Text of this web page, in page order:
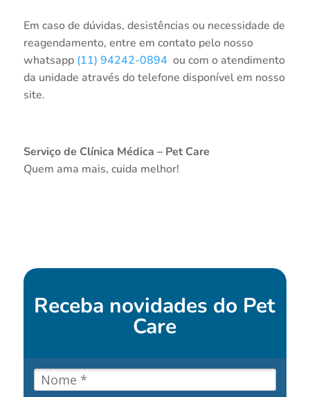
Em caso de dúvidas, desistências ou necessidade de
reagendamento, entre em contato pelo nosso
whatsapp (11) 94242-0894 ou com o atendimento
da unidade através do telefone disponível em nosso
site.
Serviço de Clínica Médica – Pet Care
Quem ama mais, cuida melhor!
Receba novidades do Pet
Care